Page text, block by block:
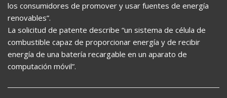
los consumidores de promover y usar fuentes de energía
renovables”.
La solicitud de patente describe “un sistema de célula de
combustible capaz de proporcionar energía y de recibir
energía de una batería recargable en un aparato de
computación móvil”.